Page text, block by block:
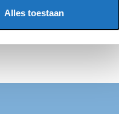
Alles toestaan